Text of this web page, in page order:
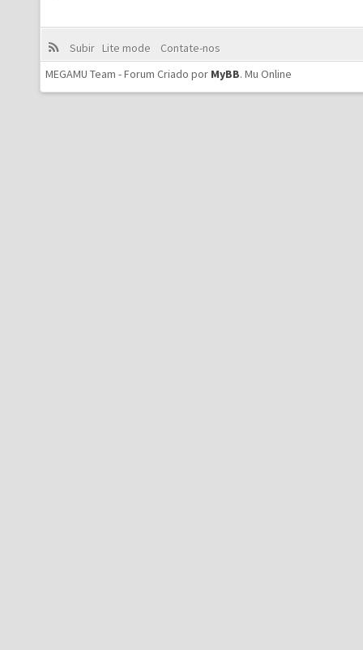
Subir Lite mode
Contate-nos
MEGAMU Team - Forum Criado por MyBB. Mu Online